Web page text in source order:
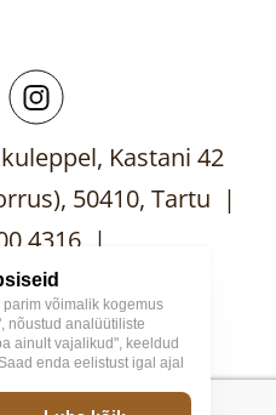
Kastani 42
50410, Tartu |
4316 |
2026
võimalik kogemus
nõustud analüütiliste
ainult vajalikud", keeldud
enda eelistust igal ajal